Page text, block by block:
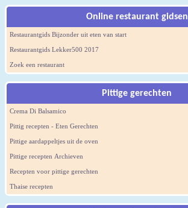
Online restaurant gidsen
Restaurantgids Bijzonder uit eten van start
Restaurantgids Lekker500 2017
Zoek een restaurant
Pittige gerechten
Crema Di Balsamico
Pittig recepten - Eten Gerechten
Pittige aardappeltjes uit de oven
Pittige recepten Archieven
Recepten voor pittige gerechten
Thaise recepten